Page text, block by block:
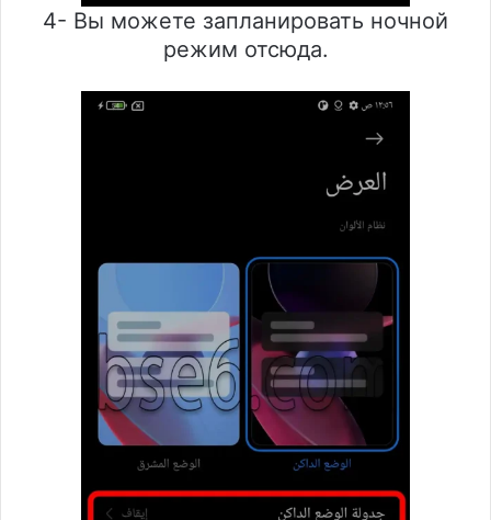
4- Вы можете запланировать ночной
режим отсюда.